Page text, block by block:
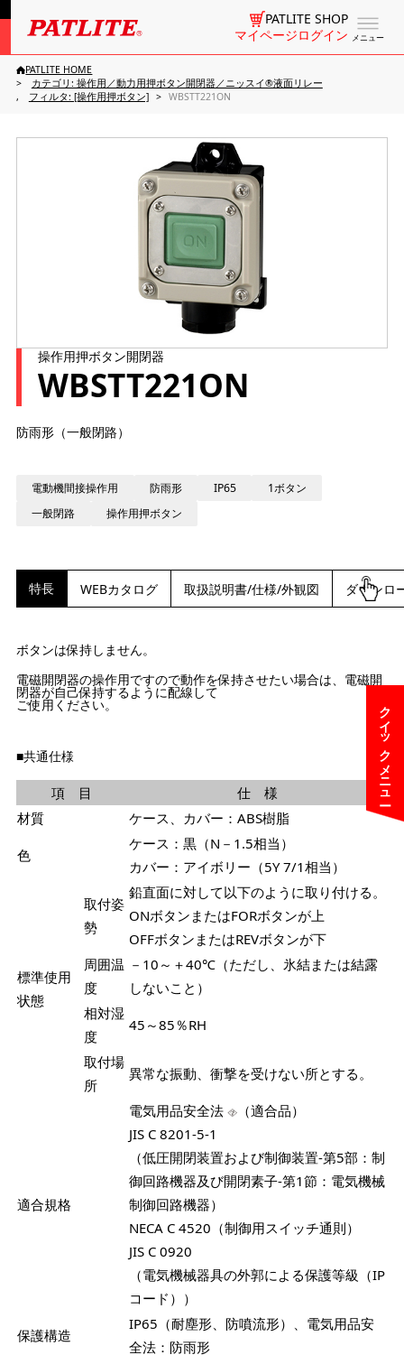
メニュー
PATLITE SHOP
マイページログイン
クイックメニュー
PATLITE HOME
カテゴリ: 操作用／動力用押ボタン開閉器／ニッスイ®液面リレー
フィルタ: [操作用押ボタン]
WBSTT221ON
操作用押ボタン開閉器
WBSTT221ON
防雨形（一般閉路）
電動機間接操作用 防雨形 IP65
1ボタン
一般閉路
操作用押ボタン
特長 WEBカタログ 取扱説明書/仕様/外観図 ダウンロ
ボタンは保持しません。
電磁開閉器の操作用ですので動作を保持させたい場合は、電磁開
閉器が自己保持するように配線して
ご使用ください。
■共通仕様
項 目
仕 様
材質
ケース、カバー：ABS樹脂
色
ケース：黒（N－1.5相当）
カバー：アイボリー（5Y 7/1相当）
標準使用
状態
取付姿
勢
鉛直面に対して以下のように取り付ける。
ONボタンまたはFORボタンが上
OFFボタンまたはREVボタンが下
周囲温
度
－10～＋40℃（ただし、氷結または結露
しないこと）
相対湿
度
45～85％RH
取付場
所
異常な振動、衝撃を受けない所とする。
適合規格
電気用品安全法
（適合品）
JIS C 8201-5-1
（低圧開閉装置および制御装置-第5部：制
御回路機器及び開閉素子-第1節：電気機械
制御回路機器）
NECA C 4520（制御用スイッチ通則）
JIS C 0920
（電気機械器具の外郭による保護等級（IP
コード））
保護構造
IP65（耐塵形、防噴流形）、電気用品安
全法：防雨形